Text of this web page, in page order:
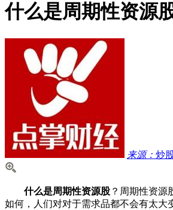
什么是周期性资源
来源： 炒
什么是周期性资源股 ？周期性资源
如何，人们对对于需求品都不会有太大